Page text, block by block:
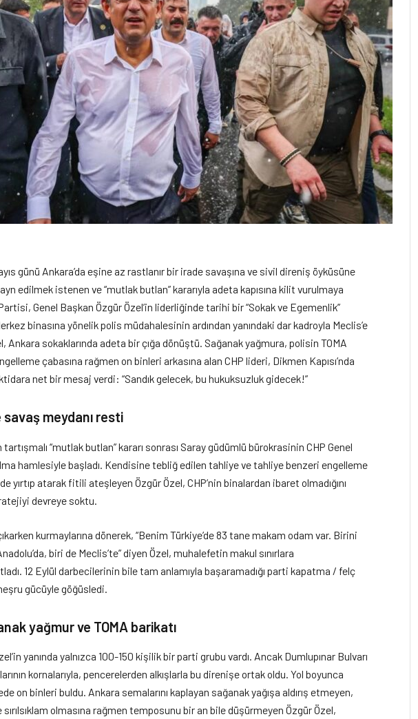
günü Ankara’da eşine az rastlanır bir irade savaşına ve sivil direniş öyküsüne
edilmek istenen ve “mutlak butlan” kararıyla adeta kapısına kilit vurulmaya
Genel Başkan Özgür Özel’in liderliğinde tarihi bir “Sokak ve Egemenlik”
binasına yönelik polis müdahalesinin ardından yanındaki dar kadroyla Meclis’e
Ankara sokaklarında adeta bir çığa dönüştü. Sağanak yağmura, polisin TOMA
çabasına rağmen on binleri arkasına alan CHP lideri, Dikmen Kapısı’nda
iktidara net bir mesaj verdi: “Sandık gelecek, bu hukuksuzluk gidecek!”
savaş meydanı resti
tartışmalı “mutlak butlan” kararı sonrası Saray güdümlü bürokrasinin CHP Genel
hamlesiyle başladı. Kendisine tebliğ edilen tahliye ve tahliye benzeri engelleme
yırtıp atarak fitili ateşleyen Özgür Özel, CHP’nin binalardan ibaret olmadığını
devreye soktu.
kurmaylarına dönerek, “Benim Türkiye’de 83 tane makam odam var. Birini
biri de Meclis’te” diyen Özel, muhalefetin makul sınırlara
12 Eylül darbecilerinin bile tam anlamıyla başaramadığı parti kapatma / felç
gücüyle göğüsledi.
yağmur ve TOMA barikatı
yanında yalnızca 100-150 kişilik bir parti grubu vardı. Ancak Dumlupınar Bulvarı
kornalarıyla, pencerelerden alkışlarla bu direnişe ortak oldu. Yol boyunca
on binleri buldu. Ankara semalarını kaplayan sağanak yağışa aldırış etmeyen,
olmasına rağmen temposunu bir an bile düşürmeyen Özgür Özel,